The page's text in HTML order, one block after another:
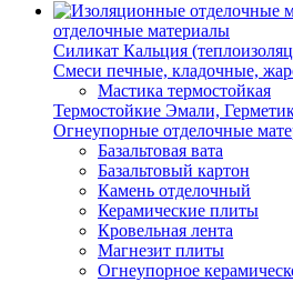
отделочные материалы
Силикат Кальция
Смеси печные, кладочные,
Мастика термостойкая
Термостойкие Эмали,
Огнеупорные отделочные
Базальтовая вата
Базальтовый картон
Камень отделочный
Керамические плиты
Кровельная лента
Магнезит плиты
Огнеупорное